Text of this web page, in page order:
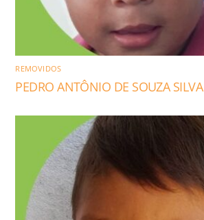
REMOVIDOS
PEDRO ANTÔNIO DE SOUZA SILVA